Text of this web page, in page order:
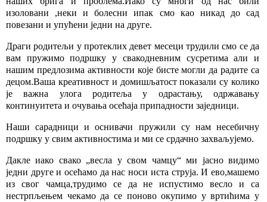
изоловани ,неки и болесни ипак смо као никад до сад
повезани и упућени једни на друге.
Драги родитељи у протеклих девет месеци трудили смо се да
вам пружимо подршку у свакодневним сусретима али и
нашим предлозима активности које бисте могли да радите са
децом.Ваша креативност и домишљатост показали су колико
је важна улога родитеља у одрастању, одржавању
континуитета и очувања осећаја припадности заједници.
Наши сарадници и оснивачи пружили су нам несебичну
подршку у свим активностима и ми се срдачно захваљујемо.
Дакле иако свако „весла у свом чамцу“ ми јасно видимо
једни друге и осећамо да нас носи иста струја. И ево,машемо
из свог чамца,трудимо се да не испустимо весло и са
нестрпљењем чекамо да се поново окупимо у вртићима у